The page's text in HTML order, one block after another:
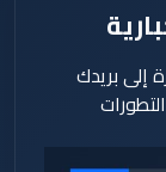
إلى بريدك